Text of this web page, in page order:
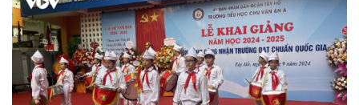
Du lịch
Tư vấn
Săn Tour
Podcast
Câu chuyện thời sự
Đọc truyện đêm khuya